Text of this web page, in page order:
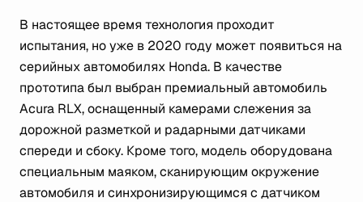
В настоящее время технология проходит
испытания, но уже в 2020 году может появиться на
серийных автомобилях Honda. В качестве
прототипа был выбран премиальный автомобиль
Acura RLX, оснащенный камерами слежения за
дорожной разметкой и радарными датчиками
спереди и сбоку. Кроме того, модель оборудована
специальным маяком, сканирующим окружение
автомобиля и синхронизирующимся с датчиком